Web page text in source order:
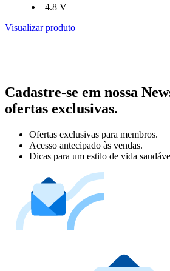
4.8 V
Visualizar produto
Cadastre-se em nossa
ofertas exclusivas.
Ofertas exclusivas para membros.
Acesso antecipado às vendas.
Dicas para um estilo de vida